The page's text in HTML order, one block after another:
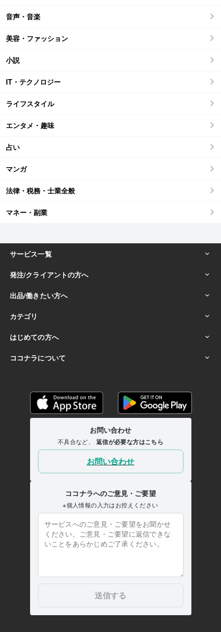
音声・音楽
美容・ファッション
小説
IT・テクノロジー
ライフスタイル
エンタメ・趣味
占い
マンガ
法律・税務・士業全般
マネー・副業